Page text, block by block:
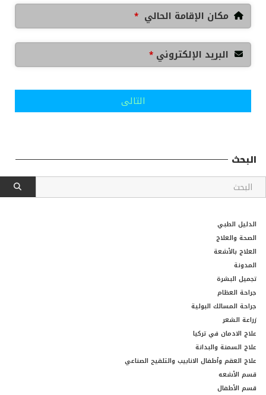
مكان الإقامة الحالي *
البريد الإلكتروني *
التالى
البحث
الدليل الطبي
الصحة والعلاج
العلاج بالأشعة
المدونة
تجميل البشرة
جراحة العظام
جراحة المسالك البولية
زراعة الشعر
علاج الادمان في تركيا
علاج السمنة والبدانة
علاج العقم وأطفال الانابيب والتلقيح الصناعي
قسم الأشعه
قسم الأطفال